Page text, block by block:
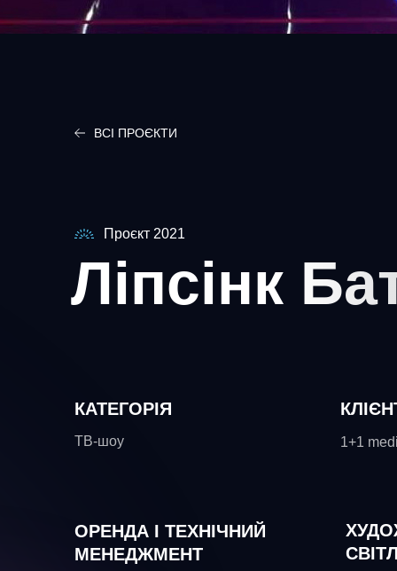
ВСІ ПРОЄКТИ
Проєкт 2021
КАТЕГОРІЯ
1+1
ОРЕНДА І ТЕХНІЧНИЙ
МЕНЕДЖМЕНТ
Ліпсінк
ТВ-шоу